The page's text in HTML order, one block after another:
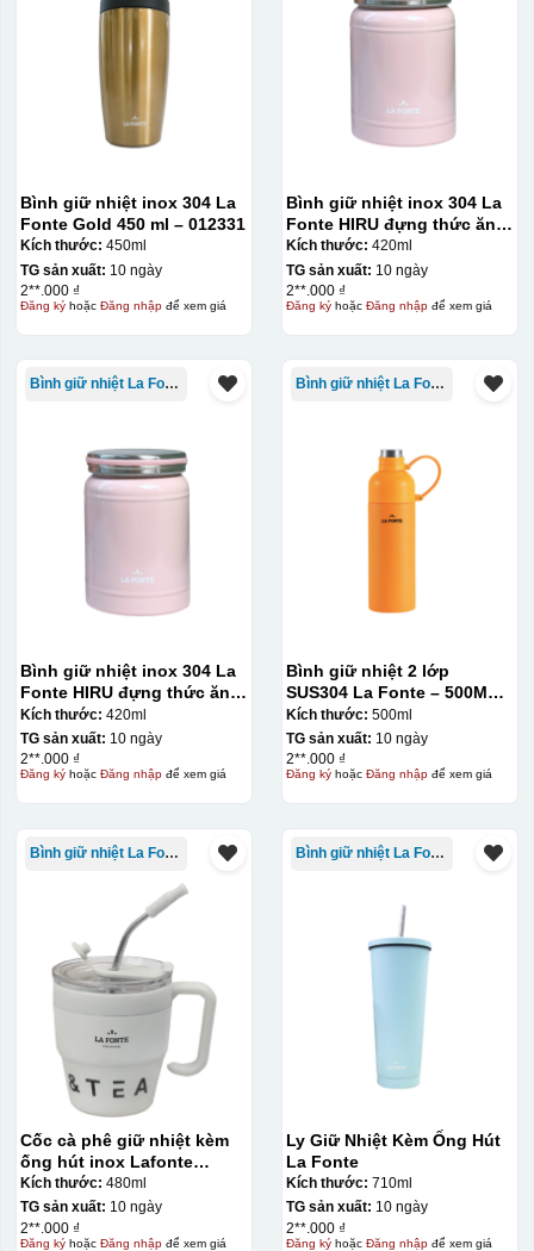
Bình giữ nhiệt inox 304 La
Fonte Gold 450 ml – 012331
Kích thước: 450ml
TG sản xuất: 10 ngày
2**.000 ₫
Đăng kýhoặc Đăng nhậpđể xem giá
Bình giữ nhiệt inox 304 La
Fonte HIRU đựng thức ăn
420 ml – 012348
Kích thước: 420ml
TG sản xuất: 10 ngày
2**.000 ₫
Đăng kýhoặc Đăng nhậpđể xem giá
Bình giữ nhiệt La Fonte
Bình giữ nhiệt inox 304 La
Fonte HIRU đựng thức ăn
420 ml – 012348
Kích thước: 420ml
TG sản xuất: 10 ngày
2**.000 ₫
Đăng kýhoặc Đăng nhậpđể xem giá
Bình giữ nhiệt La Fonte
Bình giữ nhiệt 2 lớp
SUS304 La Fonte – 500ML –
012737
Kích thước: 500ml
TG sản xuất: 10 ngày
2**.000 ₫
Đăng kýhoặc Đăng nhậpđể xem giá
Bình giữ nhiệt La Fonte
Cốc cà phê giữ nhiệt kèm
ống hút inox Lafonte
480ML – 012782
Kích thước: 480ml
TG sản xuất: 10 ngày
2**.000 ₫
Đăng kýhoặc Đăng nhậpđể xem giá
Bình giữ nhiệt La Fonte
Ly Giữ Nhiệt Kèm Ống Hút
La Fonte
Kích thước: 710ml
TG sản xuất: 10 ngày
2**.000 ₫
Đăng kýhoặc Đăng nhậpđể xem giá